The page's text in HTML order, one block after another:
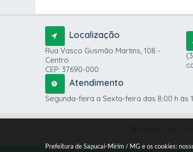
Prefeitura de Sapucaí-Mirim / MG e os cookies:
Localização
Rua Vasco Gusmão Martins, 108 -
Centro
CEP: 37690-000
Atendimento
Segunda-feira a Sexta-feira das 8:00 h às